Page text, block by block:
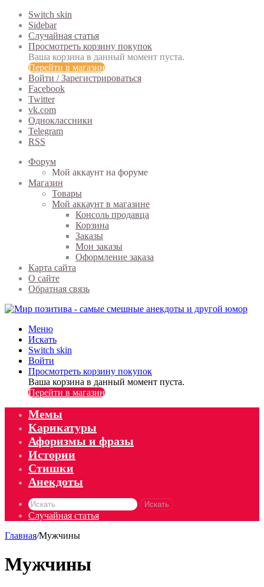
Switch skin
Sidebar
Случайная статья
Просмотреть корзину покупок
Ваша корзина в данный момент пуста.
Перейти в магазин
Войти / Зарегистрироваться
Facebook
Twitter
vk.com
Одноклассники
Telegram
RSS
Форум
Мой аккаунт на форуме
Магазин
Товары
Мой аккаунт в магазине
Консоль продавца
Корзина
Заказы
Мои заказы
Оформление заказа
Карта сайта
О сайте
Обратная связь
Меню
Искать
Switch skin
Войти
Просмотреть корзину покупок
Ваша корзина в данный момент пуста.
Перейти в магазин
Мемы
Карикатуры
Афоризмы и фразы
Истории
Стишки
Анекдоты
Искать
Случайная статья
Главная/Мужчины
Мужчины